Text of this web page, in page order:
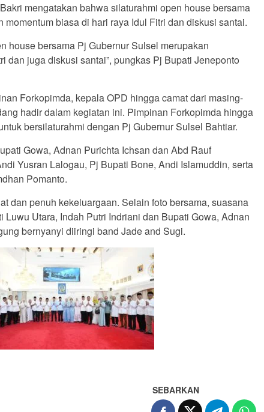
mengatakan bahwa silaturahmi open house bersama
momentum biasa di hari raya Idul Fitri dan diskusi santai.
house bersama Pj Gubernur Sulsel merupakan
dan juga diskusi santai”, pungkas Pj Bupati Jeneponto
Forkopimda, kepala OPD hingga camat dari masing-
hadir dalam kegiatan ini. Pimpinan Forkopimda hingga
bersilaturahmi dengan Pj Gubernur Sulsel Bahtiar.
Gowa, Adnan Purichta Ichsan dan Abd Rauf
Yusran Lalogau, Pj Bupati Bone, Andi Islamuddin, serta
Pomanto.
dan penuh kekeluargaan. Selain foto bersama, suasana
Luwu Utara, Indah Putri Indriani dan Bupati Gowa, Adnan
bernyanyi diiringi band Jade and Sugi.
SEBARKAN